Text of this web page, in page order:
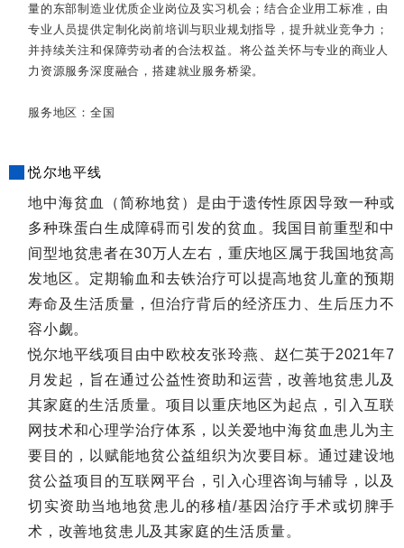
量的东部制造业优质企业岗位及实习机会；结合企业用工标准，由
专业人员提供定制化岗前培训与职业规划指导，提升就业竞争力；
并持续关注和保障劳动者的合法权益。将公益关怀与专业的商业人
力资源服务深度融合，搭建就业服务桥梁。
服务地区：全国
悦尔地平线
地中海贫血（简称地贫）是由于遗传性原因导致一种或
多种珠蛋白生成障碍而引发的贫血。我国目前重型和中
间型地贫患者在30万人左右，重庆地区属于我国地贫高
发地区。定期输血和去铁治疗可以提高地贫儿童的预期
寿命及生活质量，但治疗背后的经济压力、生后压力不
容小觑。
悦尔地平线项目由中欧校友张玲燕、赵仁英于2021年7
月发起，旨在通过公益性资助和运营，改善地贫患儿及
其家庭的生活质量。项目以重庆地区为起点，引入互联
网技术和心理学治疗体系，以关爱地中海贫血患儿为主
要目的，以赋能地贫公益组织为次要目标。通过建设地
贫公益项目的互联网平台，引入心理咨询与辅导，以及
切实资助当地地贫患儿的移植/基因治疗手术或切脾手
术，改善地贫患儿及其家庭的生活质量。